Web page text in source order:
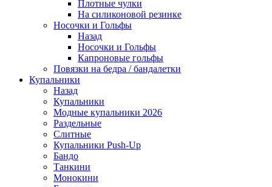
Плотные чулки
На силиконовой резинке
Носочки и Гольфы
Назад
Носочки и Гольфы
Капроновые гольфы
Повязки на бедра / бандалетки
Купальники
Назад
Купальники
Модные купальники 2026
Раздельные
Слитные
Купальники Push-Up
Бандо
Танкини
Монокини